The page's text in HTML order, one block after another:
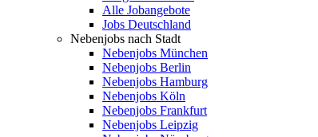
Alle Jobangebote
Jobs Deutschland
Nebenjobs nach Stadt
Nebenjobs München
Nebenjobs Berlin
Nebenjobs Hamburg
Nebenjobs Köln
Nebenjobs Frankfurt
Nebenjobs Leipzig